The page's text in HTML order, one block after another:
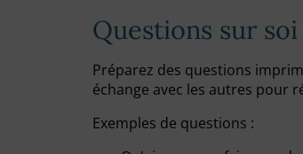
Questions sur soi
Préparez des questions
échange avec les autres pour
Exemples de questions :